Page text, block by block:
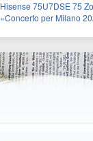
Hisense 75U7DSE 75 Zoll TV
«Concerto per Milano 2026»